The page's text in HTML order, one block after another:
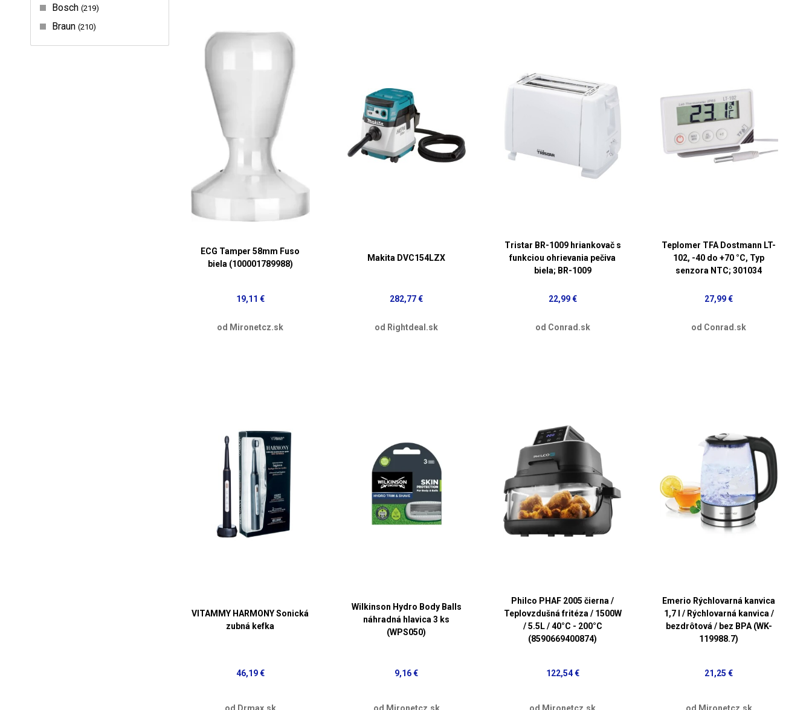
Bosch 219
Braun 210
ECG Tamper 58mm Fuso
biela (100001789988)
19,11 €
od Mironetcz.sk
Makita DVC154LZX
282,77 €
od Rightdeal.sk
Tristar BR-1009 hriankovač s
funkciou ohrievania pečiva
biela; BR-1009
22,99 €
od Conrad.sk
Teplomer TFA Dostmann LT-
102, -40 do +70 °C, Typ
senzora NTC; 301034
27,99 €
od Conrad.sk
VITAMMY HARMONY Sonická
zubná kefka
46,19 €
Wilkinson Hydro Body Balls
náhradná hlavica 3 ks
(WPS050)
9,16 €
Philco PHAF 2005 čierna /
Teplovzdušná fritéza / 1500W
/ 5.5L / 40°C - 200°C
(8590669400874)
122,54 €
Emerio Rýchlovarná kanvica
1,7 l / Rýchlovarná kanvica /
bezdrôtová / bez BPA (WK-
119988.7)
21,25 €